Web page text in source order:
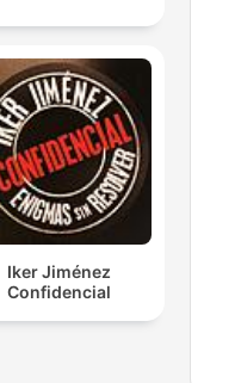
Iker Jiménez
Confidencial